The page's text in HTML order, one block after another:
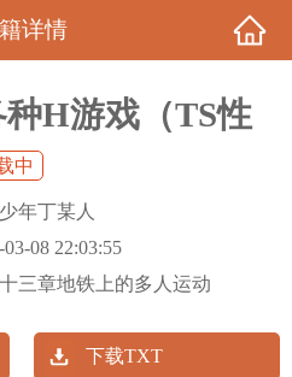
详情
H游戏（TS性
中
年丁某人
03-08 22:03:55
三章地铁上的多人运动
下载TXT